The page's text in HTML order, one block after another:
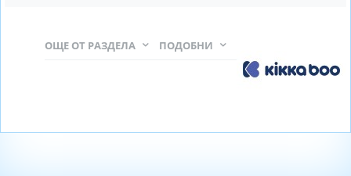
ПОДОБНИ
ОЩЕ ОТ РАЗДЕЛА